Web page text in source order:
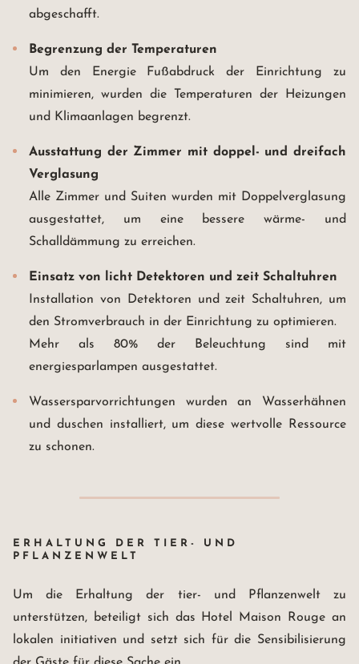
abgeschafft.
Begrenzung der Temperaturen
Um den Energie Fußabdruck der Einrichtung zu
minimieren, wurden die Temperaturen der Heizungen
und Klimaanlagen begrenzt.
Ausstattung der Zimmer mit doppel- und dreifach
Verglasung
Alle Zimmer und Suiten wurden mit Doppelverglasung
ausgestattet, um eine bessere wärme- und
Schalldämmung zu erreichen.
Einsatz von licht Detektoren und zeit Schaltuhren
Installation von Detektoren und zeit Schaltuhren, um
den Stromverbrauch in der Einrichtung zu optimieren.
Mehr als 80% der Beleuchtung sind mit
energiesparlampen ausgestattet.
Wassersparvorrichtungen wurden an Wasserhähnen
und duschen installiert, um diese wertvolle Ressource
zu schonen.
ERHALTUNG DER TIER- UND
PFLANZENWELT
Um die Erhaltung der tier- und Pflanzenwelt zu
unterstützen, beteiligt sich das Hotel Maison Rouge an
lokalen initiativen und setzt sich für die Sensibilisierung
Maison Rouge Hotel & Spa
Autograph Collection *****